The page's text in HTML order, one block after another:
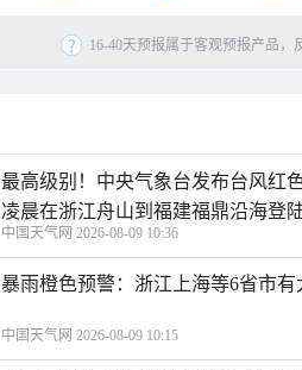
16-40天预报属于客观预报产品
最高级别！中央气象台发布台风红
凌晨在浙江舟山到福建福鼎沿海登
中国天气网 2026-08-09 10:36
暴雨橙色预警：浙江上海等6省市
中国天气网 2026-08-09 10:15